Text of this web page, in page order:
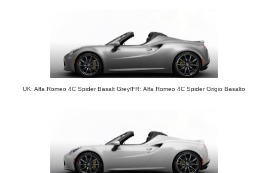
UK: Alfa Romeo 4C Spider Basalt Grey/FR: Alfa Romeo 4C Spider Grigio Basalto